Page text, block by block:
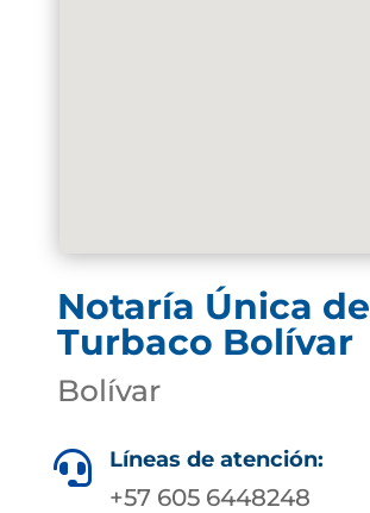
Notaría Única de
Turbaco Bolívar
Bolívar
 Líneas de atención:
+57 605 6448248